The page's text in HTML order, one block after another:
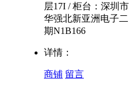
层17I / 柜台：深圳市
华强北新亚洲电子二
期N1B166
详情：
商铺 留言